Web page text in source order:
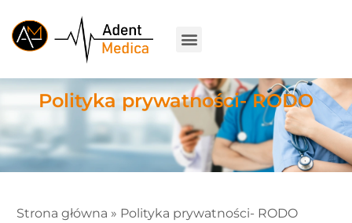
Polityka prywatności- RODO
Strona główna » Polityka prywatności- RODO